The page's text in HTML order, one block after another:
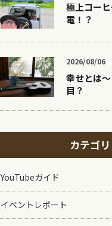
極上コー
電！？
2026/08/06
幸せとは
目？
カテゴリ
YouTubeガイド
イベントレポート